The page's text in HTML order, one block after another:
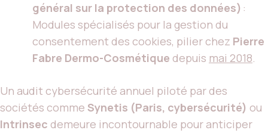
général sur la protection des données) :
Modules spécialisés pour la gestion du
consentement des cookies, pilier chez Pierre
Fabre Dermo-Cosmétique depuis mai 2018.
Un audit cybersécurité annuel piloté par des
sociétés comme Synetis (Paris, cybersécurité) ou
Intrinsec demeure incontournable pour anticiper